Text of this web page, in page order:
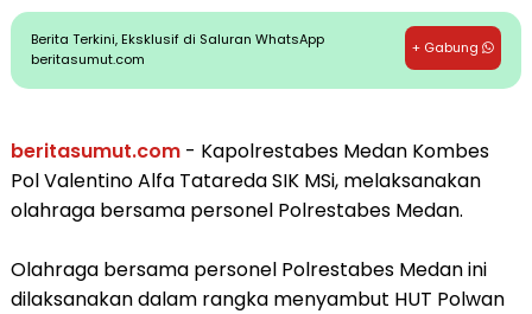
Berita Terkini, Eksklusif di Saluran WhatsApp
beritasumut.com
+ Gabung
beritasumut.com- Kapolrestabes Medan Kombes
Pol Valentino Alfa Tatareda SIK MSi, melaksanakan
olahraga bersama personel Polrestabes Medan.
Olahraga bersama personel Polrestabes Medan ini
dilaksanakan dalam rangka menyambut HUT Polwan